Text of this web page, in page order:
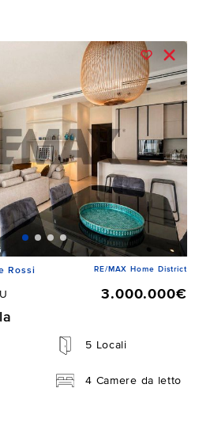
Rossi RE/MAX Home District
3.000.000€
5 Locali
4 Camere da letto